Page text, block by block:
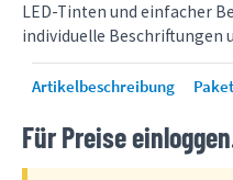
LED-Tinten und einfacher
individuelle Beschriftungen
Artikelbeschreibung
Für Preise